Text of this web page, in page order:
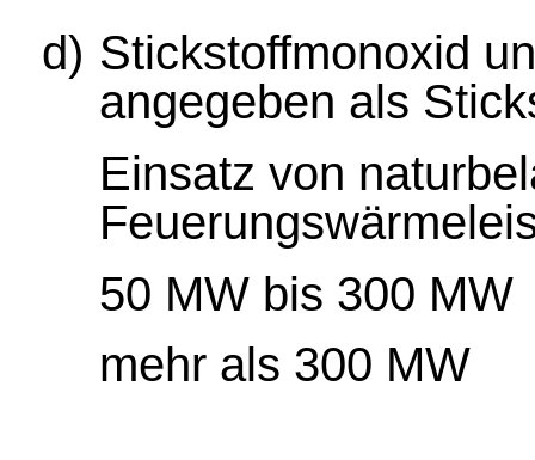
d) Stickstoffmonoxid
angegeben als
Einsatz von
50 MW bis 300 MW
mehr als 300 MW